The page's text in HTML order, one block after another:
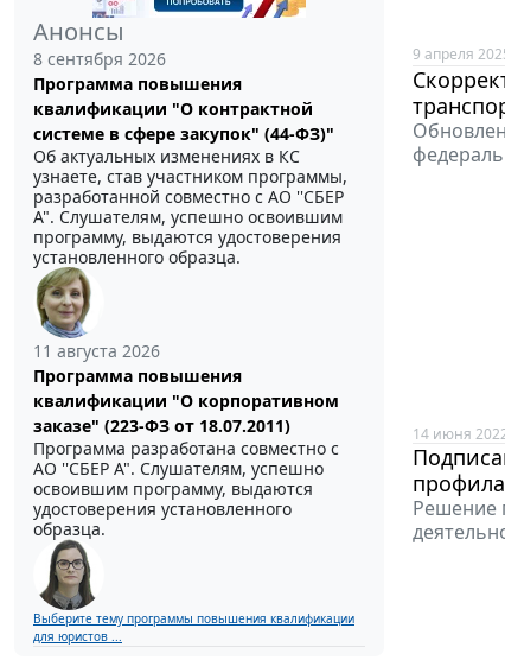
Анонсы
8 сентября 2026
Программа повышения
квалификации "О контрактной
системе в сфере закупок" (44-ФЗ)"
Об актуальных изменениях в КС
узнаете, став участником программы,
разработанной совместно с АО ''СБЕР
А". Слушателям, успешно освоившим
программу, выдаются удостоверения
установленного образца.
11 августа 2026
Программа повышения
квалификации "О корпоративном
заказе" (223-ФЗ от 18.07.2011)
Программа разработана совместно с
АО ''СБЕР А". Слушателям, успешно
освоившим программу, выдаются
удостоверения установленного
образца.
Выберите тему программы повышения квалификации
для юристов ...
9 апреля
14 июня
Решение